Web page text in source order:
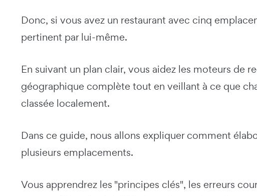
Donc, si vous avez un restaurant avec cinq
pertinent par lui-même.
En suivant un plan clair, vous aidez les moteurs de
géographique complète tout en veillant à ce que
classée localement.
Dans ce guide, nous allons expliquer comment
plusieurs emplacements.
Vous apprendrez les "principes clés", les erreurs